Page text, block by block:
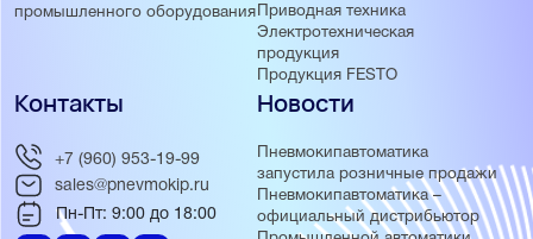
промышленного оборудования Приводная техника
Электротехническая
продукция
Продукция FESTO
Новости
Пневмокипавтоматика
запустила розничные продажи
Пневмокипавтоматика –
официальный дистрибьютор
Контакты
+7 (960) 953-19-99
sales@pnevmokip.ru
Пн-Пт: 9:00 до 18:00